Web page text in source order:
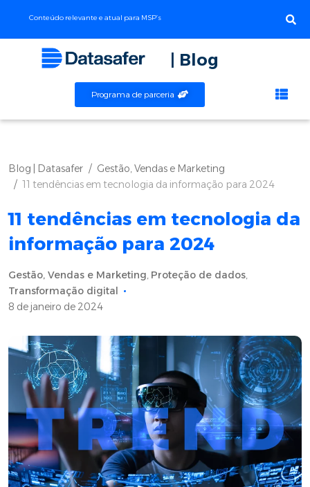
Conteúdo relevante e atual para MSP’s
| Blog
Programa de parceria
Blog | Datasafer
Gestão, Vendas e Marketing
11 tendências em tecnologia da informação para 2024
11 tendências em tecnologia da
informação para 2024
Gestão, Vendas e Marketing, Proteção de dados,
Transformação digital
8 de janeiro de 2024